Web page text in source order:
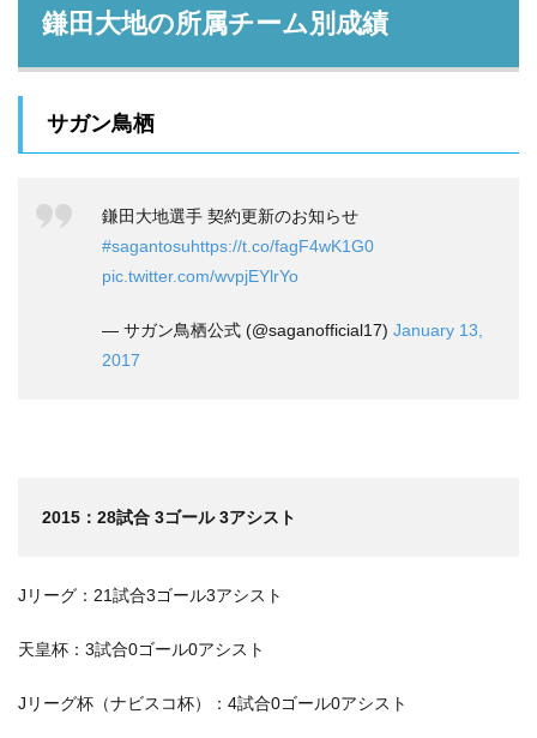
鎌田大地の所属チーム別成績
サガン鳥栖
鎌田大地選手 契約更新のお知らせ
#sagantosuhttps://t.co/fagF4wK1G0
pic.twitter.com/wvpjEYlrYo
— サガン鳥栖公式 (@saganofficial17) January 13,
2017
2015：28試合 3ゴール 3アシスト
Jリーグ：21試合3ゴール3アシスト
天皇杯：3試合0ゴール0アシスト
Jリーグ杯（ナビスコ杯）：4試合0ゴール0アシスト